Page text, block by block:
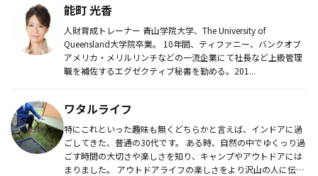
能町 光香
人財育成トレーナー 青山学院大学、The University of
Queensland大学院卒業。 10年間、ティファニー、バンクオブ
アメリカ・メリルリンチなどの一流企業にて社長など上級管理
職を補佐するエグゼクティブ秘書を勤める。201...
ワタルライフ
特にこれといった趣味も無くどちらかと言えば、インドアに過
ごしてきた、普通の30代です。 ある時、自然の中でゆくっり過
ごす時間の大切さや楽しさを知り、キャンプやアウトドアには
まりました。 アウトドアライフの楽しさをより沢山の人に伝え